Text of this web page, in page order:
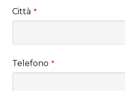
Città *
Telefono *